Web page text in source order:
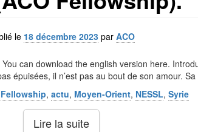
le 18 décembre 2023par ACO
can download the english version here.
épuisées, il n’est pas au bout de son amour.
, actu, Moyen-Orient, NESSL, Syrie
Lire la suite